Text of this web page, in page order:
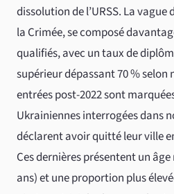
dissolution de l’URSS. La
la Crimée, se composé
qualifiés, avec un taux de
supérieur dépassant 70 % selon
entrées post-2022 sont
Ukrainiennes interrogées dans
déclarent avoir quitté leur ville
Ces dernières présentent un
ans) et une proportion plus